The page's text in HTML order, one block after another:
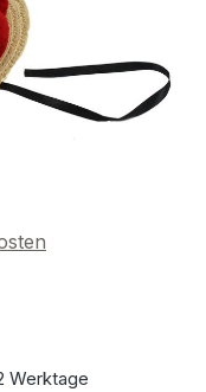
5 Sternen
Werktage